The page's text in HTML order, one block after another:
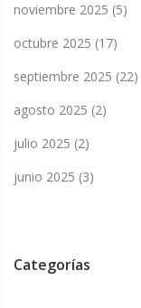
noviembre 2025 (5)
octubre 2025 (17)
septiembre 2025 (22)
agosto 2025 (2)
julio 2025 (2)
junio 2025 (3)
Categorías